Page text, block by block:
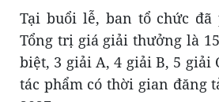
Tại buổi lễ, ban tổ chức đã
Tổng trị giá giải thưởng là
biệt, 3 giải A, 4 giải B, 5 giải
tác phẩm có thời gian đăng